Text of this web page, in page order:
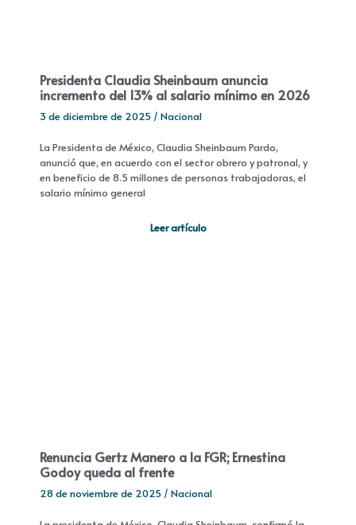
Presidenta Claudia Sheinbaum anuncia
incremento del 13% al salario mínimo en 2026
3 de diciembre de 2025 / Nacional
La Presidenta de México, Claudia Sheinbaum Pardo,
anunció que, en acuerdo con el sector obrero y patronal, y
en beneficio de 8.5 millones de personas trabajadoras, el
salario mínimo general
Leer artículo
Renuncia Gertz Manero a la FGR; Ernestina
Godoy queda al frente
28 de noviembre de 2025 / Nacional